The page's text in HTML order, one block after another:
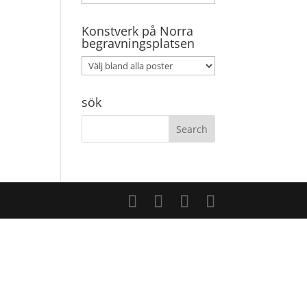
Konstverk på Norra
begravningsplatsen
sök